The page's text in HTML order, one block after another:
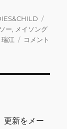
グ
ー, メイソング
瑞江
本
て
コメント
更新をメー